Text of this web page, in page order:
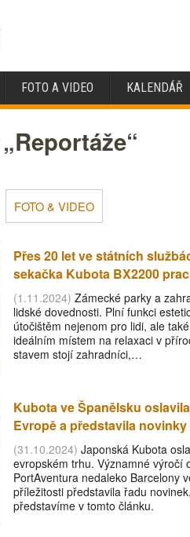
FOTO A VIDEO KALENDÁŘ
FOTO & VIDEO
Přes 20 let ve státních
sekačka Kubota BX2200
(1.11.2024) Zámecké parky a
lidské dovednosti. Plní funkci
útočištěm nejenom pro lidi, ale
ideálním místem na relaxaci v
stavem stojí zahradníci,…
Kubota ve Španělsku
Evropě a představila novinky
(31.10.2024) Japonská Kubota
evropském trhu. Významné výročí
PortAventura nedaleko Barcelony
příležitosti představila řadu
představíme v tomto článku.